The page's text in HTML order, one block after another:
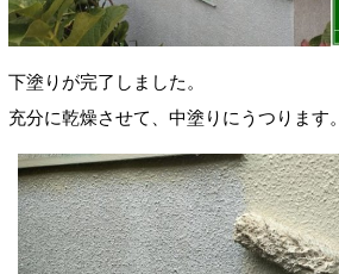
下塗りが完了しました。
充分に乾燥させて、中塗りにうつります。